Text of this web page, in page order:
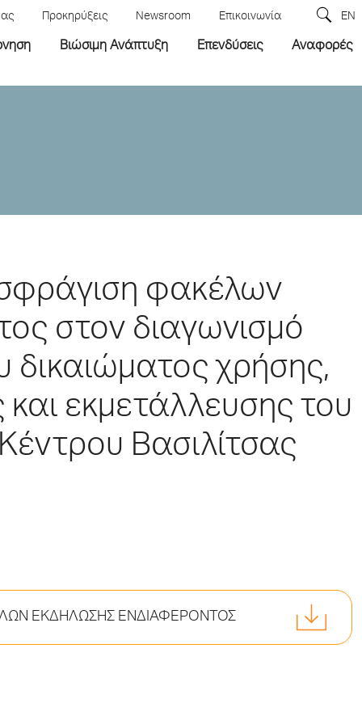
Προκηρύξεις Newsroom Επικοινωνία EN
Βιώσιμη Ανάπτυξη Επενδύσεις Αναφορές
φακέλων
στον διαγωνισμό
δικαιώματος χρήσης,
και εκμετάλλευσης του
Βασιλίτσας
ΕΚΔΗΛΩΣΗΣ ΕΝΔΙΑΦΕΡΟΝΤΟΣ